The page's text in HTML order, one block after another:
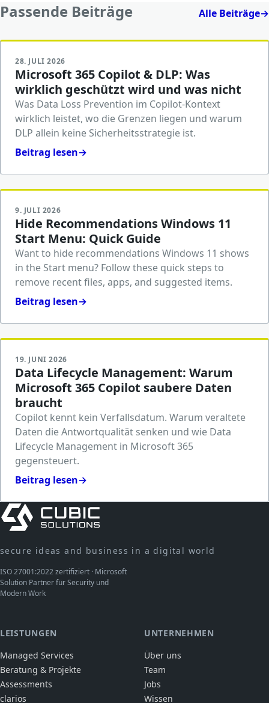
Passende Beiträge Alle Beiträge→
28. JULI 2026
Microsoft 365 Copilot & DLP: Was
wirklich geschützt wird und was nicht
Was Data Loss Prevention im Copilot-Kontext
wirklich leistet, wo die Grenzen liegen und warum
DLP allein keine Sicherheitsstrategie ist.
Beitrag lesen→
9. JULI 2026
Hide Recommendations Windows 11
Start Menu: Quick Guide
Want to hide recommendations Windows 11 shows
in the Start menu? Follow these quick steps to
remove recent files, apps, and suggested items.
Beitrag lesen→
19. JUNI 2026
Data Lifecycle Management: Warum
Microsoft 365 Copilot saubere Daten
braucht
Copilot kennt kein Verfallsdatum. Warum veraltete
Daten die Antwortqualität senken und wie Data
Lifecycle Management in Microsoft 365
gegensteuert.
Beitrag lesen→
secure ideas and business in a digital world
ISO 27001:2022 zertifiziert · Microsoft
Solution Partner für Security und
Modern Work
LEISTUNGEN
Managed Services
Beratung & Projekte
Assessments
clarios
UNTERNEHMEN
Über uns
Team
Jobs
Wissen